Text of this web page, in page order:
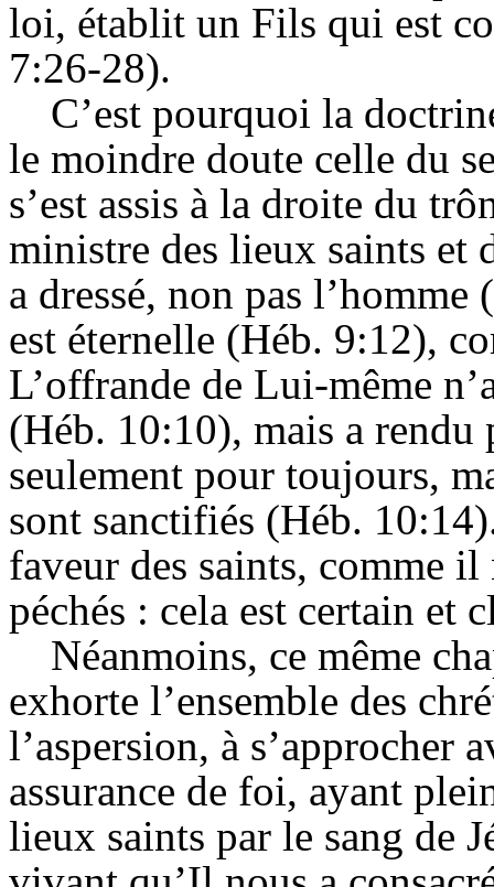
loi, établit un Fils qui est
7:26-28).
C’est pourquoi la
le moindre doute celle du
s’est assis à la droite du
ministre des lieux saints et
a dressé, non pas
est éternelle (Héb. 9:12),
L’offrande de Lui-même
(Héb. 10:10), mais a
seulement pour toujours,
sont sanctifiés (Héb.
faveur des saints, comme
péchés : cela est certain et
Néanmoins, ce même
exhorte l’ensemble des
l’aspersion, à s’approcher
assurance de foi, ayant
lieux saints par le sang de